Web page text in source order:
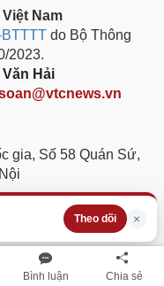
Bình luận Chia sẻ
Theo dõi ×
Nam
do Bộ Thông
2023.
Văn Hải
gia, Số 58 Quán Sứ,
Thị Minh Khai,